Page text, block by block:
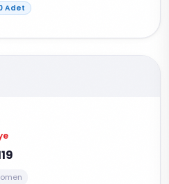
Adet